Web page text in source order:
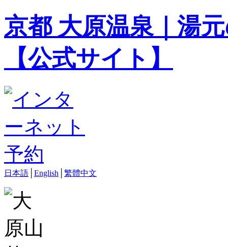
京都 大原温泉｜湯
【公式サイト】
日本語 English 繁體中文